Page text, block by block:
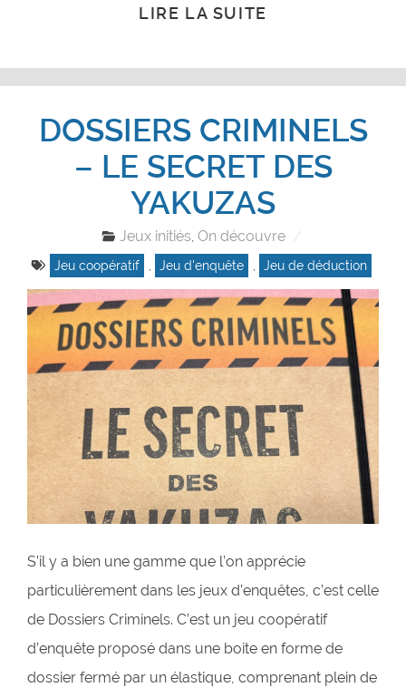
LIRE LA SUITE
DOSSIERS CRIMINELS
– LE SECRET DES
YAKUZAS
Jeux initiés ,On découvre
Jeu coopératif Jeu d'enquête Jeu de déduction
S’il y a bien une gamme que l’on apprécie
particulièrement dans les jeux d’enquêtes, c’est celle
de Dossiers Criminels. C’est un jeu coopératif
d’enquête proposé dans une boite en forme de
dossier fermé par un élastique, comprenant plein de